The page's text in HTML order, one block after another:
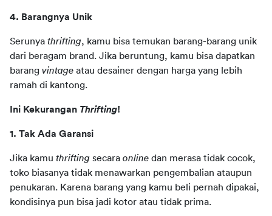
4. Barangnya Unik
Serunya thrifting, kamu bisa temukan barang-barang unik
dari beragam brand. Jika beruntung, kamu bisa dapatkan
barang vintage atau desainer dengan harga yang lebih
ramah di kantong.
Ini Kekurangan Thrifting!
1. Tak Ada Garansi
Jika kamu thrifting secara online dan merasa tidak cocok,
toko biasanya tidak menawarkan pengembalian ataupun
penukaran. Karena barang yang kamu beli pernah dipakai,
kondisinya pun bisa jadi kotor atau tidak prima.